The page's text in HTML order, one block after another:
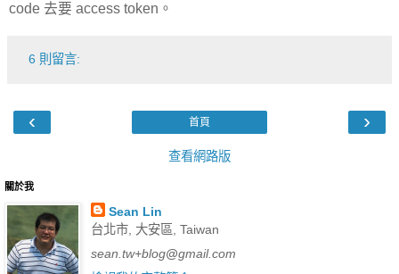
code 去要 access token。
6 則留言:
‹ ›
首頁
查看網路版
關於我
Sean Lin
台北市, 大安區, Taiwan
sean.tw+blog@gmail.com